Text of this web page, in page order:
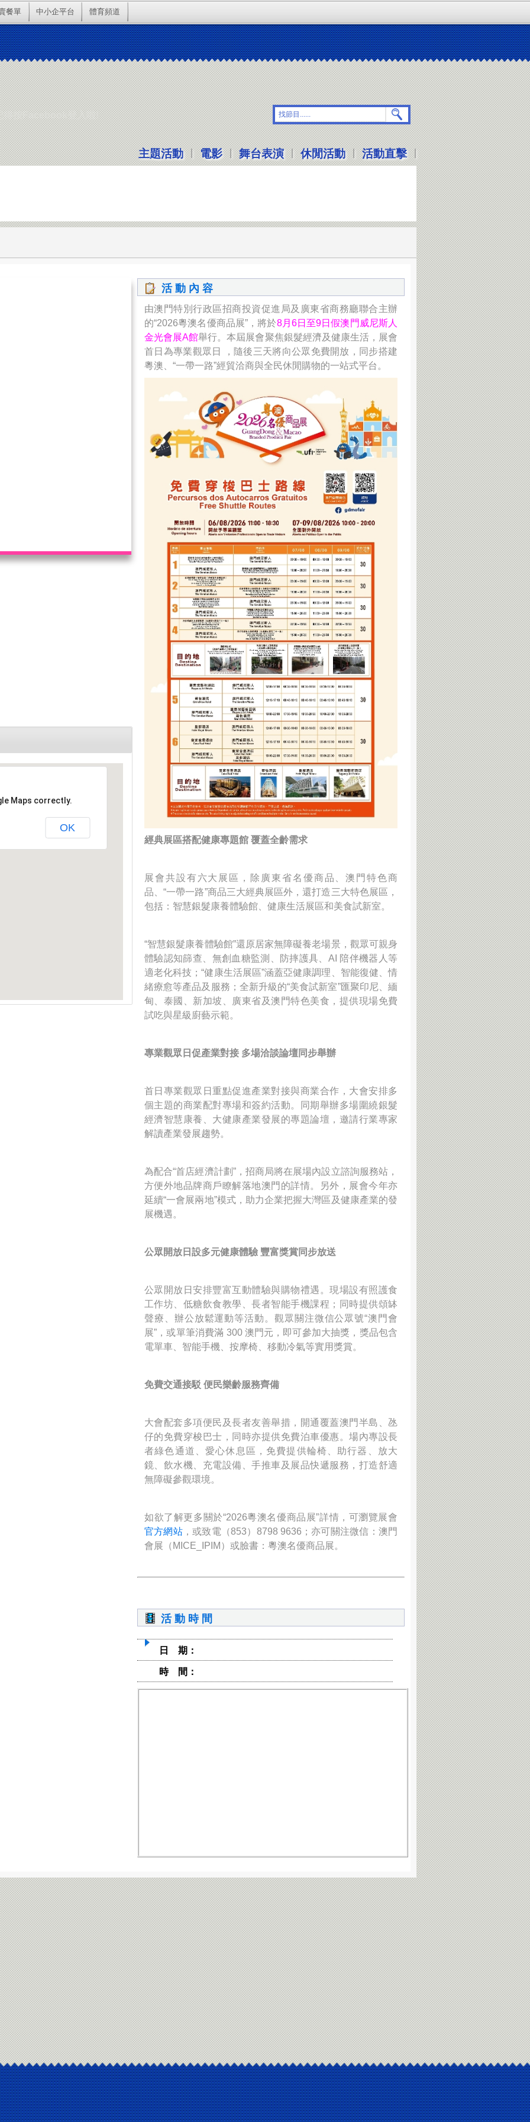
餐單 中小企平台 體育頻道
得按Facebook登入啦!
主題活動 | 電影 | 舞台表演 | 休閒活動 | 活動直擊 |
Maps correctly.
OK
活 動 內 容
由澳門特別行政區招商投資促進局及廣東省商務廳聯合主辦
的“2026粵澳名優商品展”，將於8月6日至9日假澳門威尼斯人
金光會展A館舉行。本屆展會聚焦銀髮經濟及健康生活，展會
首日為專業觀眾日 ，隨後三天將向公眾免費開放，同步搭建
粵澳、“一帶一路”經貿洽商與全民休閒購物的一站式平台。
經典展區搭配健康專題館 覆蓋全齡需求
展會共設有六大展區，除廣東省名優商品、澳門特色商
品、“一帶一路”商品三大經典展區外，還打造三大特色展區，
包括：智慧銀髮康養體驗館、健康生活展區和美食試新室。
“智慧銀髮康養體驗館”還原居家無障礙養老場景，觀眾可親身
體驗認知篩查、無創血糖監測、防摔護具、AI 陪伴機器人等
適老化科技；“健康生活展區”涵蓋亞健康調理、智能復健、情
緒療愈等產品及服務；全新升級的“美食試新室”匯聚印尼、緬
甸、泰國、新加坡、廣東省及澳門特色美食，提供現場免費
試吃與星級廚藝示範。
專業觀眾日促產業對接 多場洽談論壇同步舉辦
首日專業觀眾日重點促進產業對接與商業合作，大會安排多
個主題的商業配對專場和簽約活動。同期舉辦多場圍繞銀髮
經濟智慧康養、大健康產業發展的專題論壇，邀請行業專家
解讀產業發展趨勢。
為配合“首店經濟計劃”，招商局將在展場內設立諮詢服務站，
方便外地品牌商戶瞭解落地澳門的詳情。另外，展會今年亦
延續“一會展兩地”模式，助力企業把握大灣區及健康產業的發
展機遇。
公眾開放日設多元健康體驗 豐富獎賞同步放送
公眾開放日安排豐富互動體驗與購物禮遇。現場設有照護食
工作坊、低糖飲食教學、長者智能手機課程；同時提供頌缽
聲療、辦公放鬆運動等活動。觀眾關注微信公眾號“澳門會
展”，或單筆消費滿 300 澳門元，即可參加大抽獎，獎品包含
電單車、智能手機、按摩椅、移動冷氣等實用獎賞。
免費交通接駁 便民樂齡服務齊備
大會配套多項便民及長者友善舉措，開通覆蓋澳門半島、氹
仔的免費穿梭巴士，同時亦提供免費泊車優惠。場內專設長
者綠色通道、愛心休息區，免費提供輪椅、助行器、放大
鏡、飲水機、充電設備、手推車及展品快遞服務，打造舒適
無障礙參觀環境。
如欲了解更多關於“2026粵澳名優商品展”詳情，可瀏覽展會
官方網站，或致電（853）8798 9636；亦可關注微信：澳門
會展（MICE_IPIM）或臉書：粵澳名優商品展。
活 動 時 間
日 期：
時 間：